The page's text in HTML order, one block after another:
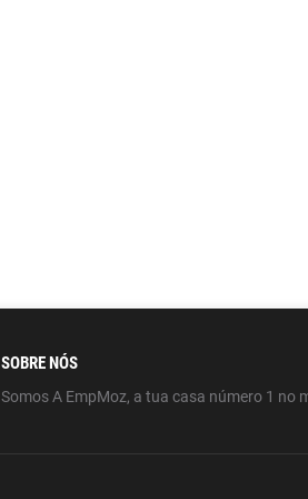
SOBRE NÓS
Somos A EmpMoz, a tua casa número 1 no